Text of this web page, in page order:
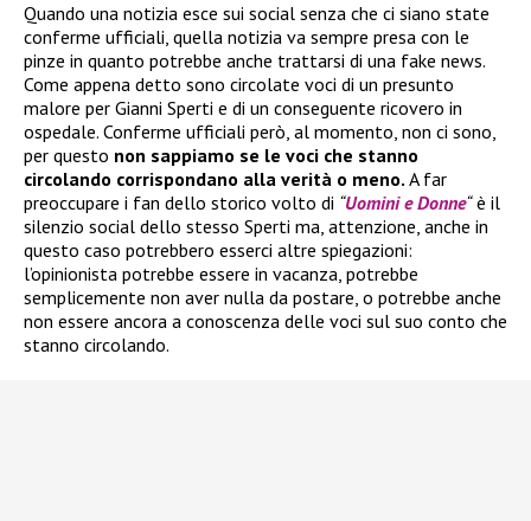
Quando una notizia esce sui social senza che ci siano state
conferme ufficiali, quella notizia va sempre presa con le
pinze in quanto potrebbe anche trattarsi di una fake news.
Come appena detto sono circolate voci di un presunto
malore per Gianni Sperti e di un conseguente ricovero in
ospedale. Conferme ufficiali però, al momento, non ci sono,
per questo non sappiamo se le voci che stanno
circolando corrispondano alla verità o meno. A far
preoccupare i fan dello storico volto di “Uomini e Donne“è il
silenzio social dello stesso Sperti ma, attenzione, anche in
questo caso potrebbero esserci altre spiegazioni:
l’opinionista potrebbe essere in vacanza, potrebbe
semplicemente non aver nulla da postare, o potrebbe anche
non essere ancora a conoscenza delle voci sul suo conto che
stanno circolando.